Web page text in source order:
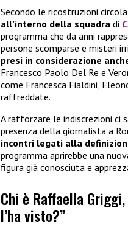
Secondo le ricostruzioni
all’interno della squadra di
programma che da anni
persone scomparse e misteri
presi in considerazione
Francesco Paolo Del Re e
come Francesca Fialdini,
raffreddate.
A rafforzare le indiscrezioni ci
presenza della giornalista a
incontri legati alla
programma aprirebbe una
figura già conosciuta e
Chi è Raffaella
l’ha visto?”